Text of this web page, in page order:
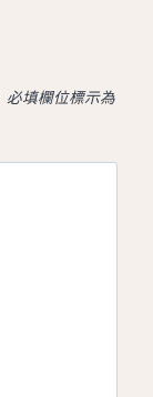
必填欄位標示為